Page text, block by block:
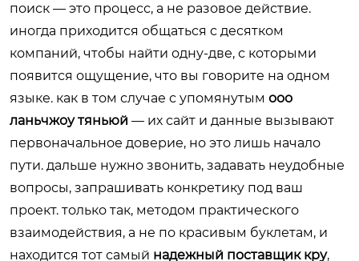
поиск — это процесс, а не разовое действие.
иногда приходится общаться с десятком
компаний, чтобы найти одну-две, с которыми
появится ощущение, что вы говорите на одном
языке. как в том случае с упомянутым ооо
ланьчжоу тяньюй — их сайт и данные вызывают
первоначальное доверие, но это лишь начало
пути. дальше нужно звонить, задавать неудобные
вопросы, запрашивать конкретику под ваш
проект. только так, методом практического
взаимодействия, а не по красивым буклетам, и
находится тот самый надежный поставщик кру,